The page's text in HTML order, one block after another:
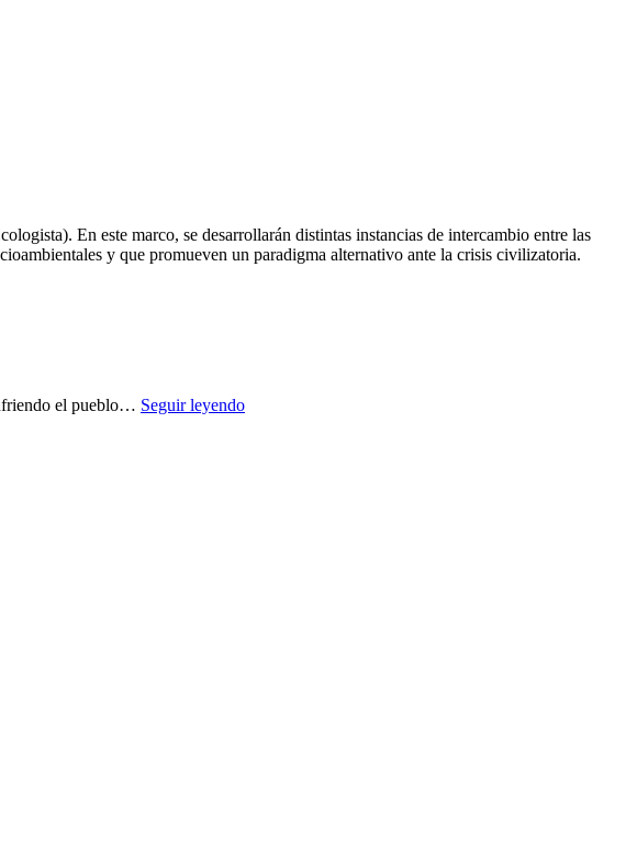
En este marco, se desarrollarán distintas instancias de intercambio entre las
y que promueven un paradigma alternativo ante la crisis civilizatoria.
el pueblo… Seguir leyendo